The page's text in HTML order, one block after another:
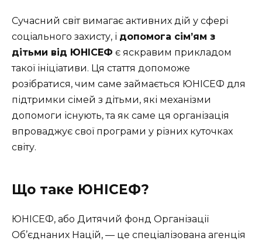
Сучасний світ вимагає активних дій у сфері
соціального захисту, і допомога сім’ям з
дітьми від ЮНІСЕФ є яскравим прикладом
такої ініціативи. Ця стаття допоможе
розібратися, чим саме займається ЮНІСЕФ для
підтримки сімей з дітьми, які механізми
допомоги існують, та як саме ця організація
впроваджує свої програми у різних куточках
світу.
Що таке ЮНІСЕФ?
ЮНІСЕФ, або Дитячий фонд Організації
Об’єднаних Націй, — це спеціалізована агенція